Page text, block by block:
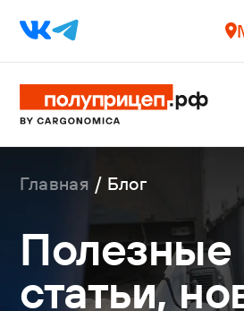
Главная Блог
Полезные
статьи,